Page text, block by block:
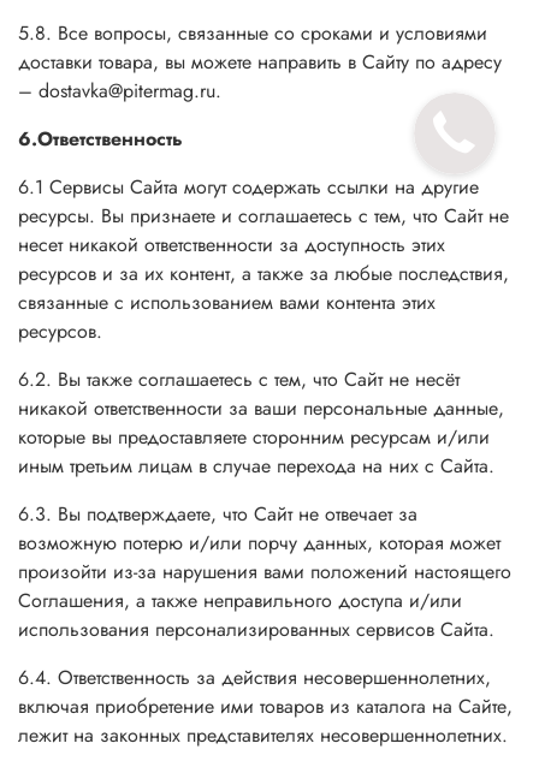
5.8. Все вопросы, связанные со сроками и условиями
доставки товара, вы можете направить в Сайту по адресу
– dostavka@pitermag.ru.
6.Ответственность
6.1 Сервисы Сайта могут содержать ссылки на другие
ресурсы. Вы признаете и соглашаетесь с тем, что Сайт не
несет никакой ответственности за доступность этих
ресурсов и за их контент, а также за любые последствия,
связанные с использованием вами контента этих
ресурсов.
6.2. Вы также соглашаетесь с тем, что Сайт не несёт
никакой ответственности за ваши персональные данные,
которые вы предоставляете сторонним ресурсам и/или
иным третьим лицам в случае перехода на них с Сайта.
6.3. Вы подтверждаете, что Сайт не отвечает за
возможную потерю и/или порчу данных, которая может
произойти из-за нарушения вами положений настоящего
Соглашения, а также неправильного доступа и/или
использования персонализированных сервисов Сайта.
6.4. Ответственность за действия несовершеннолетних,
включая приобретение ими товаров из каталога на Сайте,
лежит на законных представителях несовершеннолетних.